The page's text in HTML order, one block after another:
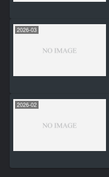
2026-03
2026-02